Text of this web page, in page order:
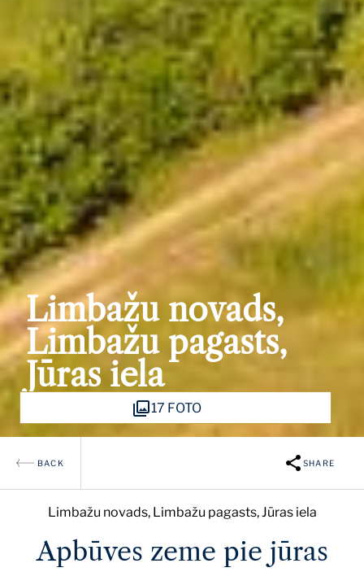
Limbažu novads,
Limbažu pagasts,
Jūras iela
17 FOTO
BACK SHARE
Limbažu novads, Limbažu pagasts, Jūras iela
Apbūves zeme pie jūras